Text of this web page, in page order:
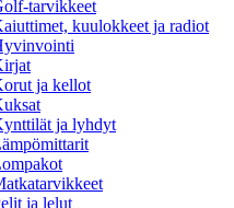
tarvikkeet
kuulokkeet ja radiot
ja kellot
ja lyhdyt
ja lelut